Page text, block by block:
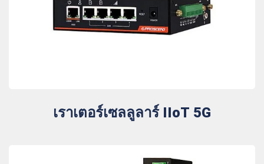
เราเตอร์เซลลูลาร์ IIoT 5G